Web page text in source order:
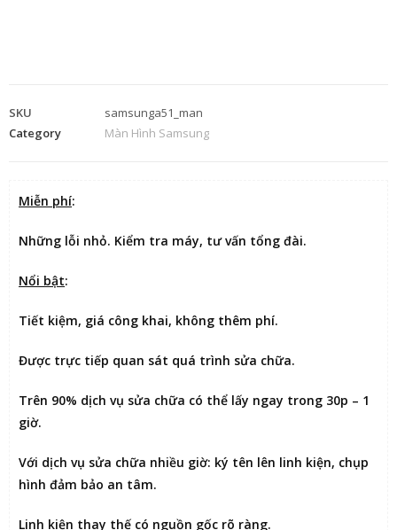
SKU
samsunga51_man
Category
Màn Hình Samsung
Miễn phí:
Những lỗi nhỏ. Kiểm tra máy, tư vấn tổng đài.
Nổi bật:
Tiết kiệm, giá công khai, không thêm phí.
Được trực tiếp quan sát quá trình sửa chữa.
Trên 90% dịch vụ sửa chữa có thể lấy ngay trong 30p – 1
giờ.
Với dịch vụ sửa chữa nhiều giờ: ký tên lên linh kiện, chụp
hình đảm bảo an tâm.
Linh kiện thay thế có nguồn gốc rõ ràng.